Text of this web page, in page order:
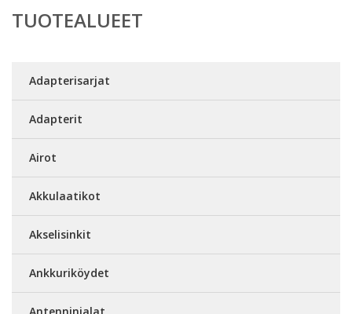
TUOTEALUEET
Adapterisarjat
Adapterit
Airot
Akkulaatikot
Akselisinkit
Ankkuriköydet